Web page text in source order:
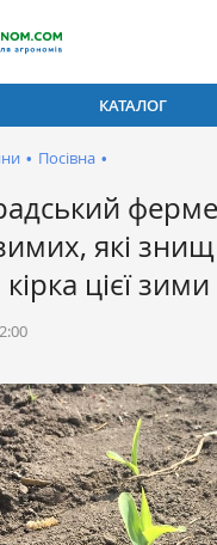
КАТАЛОГ
• Посівна •
які
цієї зими